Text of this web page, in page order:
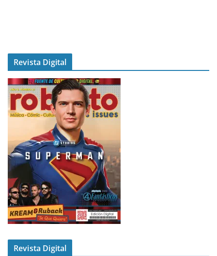
Revista Digital
Revista Digital